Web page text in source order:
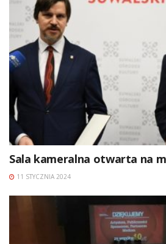
Sala kameralna otwarta na
11 STYCZNIA 2024